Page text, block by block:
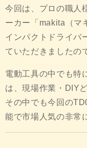
今回は、プロの職人
ーカー「makita（マ
インパクトドライバ
ていただきましたの
電動工具の中でも特
は、現場作業・DIY
その中でも今回の
能で市場人気の非常